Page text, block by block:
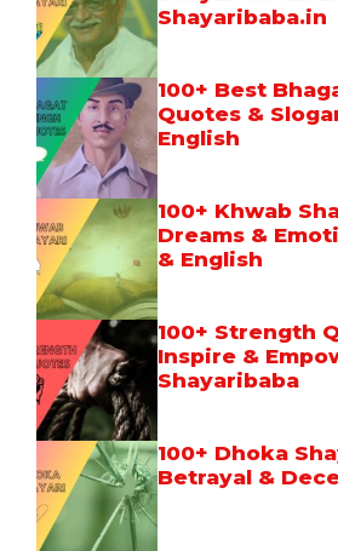
Shayaribaba.in
100+ Best
Quotes &
English
100+ Khwab
Dreams &
& English
100+ Strength
Inspire &
Shayaribaba
100+ Dhoka
Betrayal &